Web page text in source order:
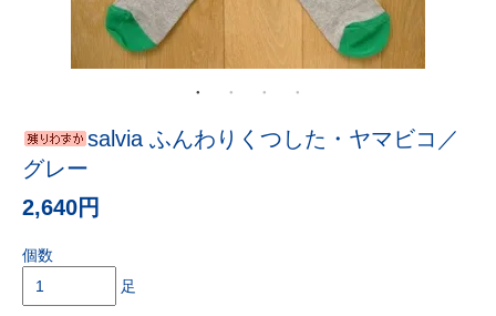
salvia ふんわりくつした・ヤマビコ／
グレー
2,640円
個数
足